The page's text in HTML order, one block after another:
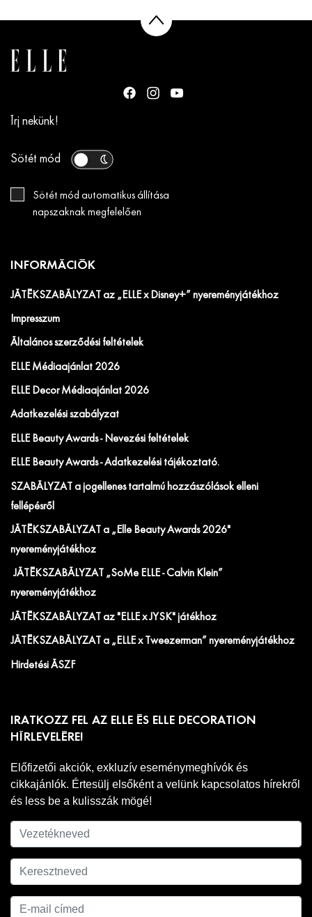
Írj nekünk!
Sötét mód
Sötét mód automatikus állítása
napszaknak megfelelően
INFORMÁCIÓK
JÁTÉKSZABÁLYZAT az „ELLE x Disney+” nyereményjátékhoz
Impresszum
Általános szerződési feltételek
ELLE Médiaajánlat 2026
ELLE Decor Médiaajánlat 2026
Adatkezelési szabályzat
ELLE Beauty Awards - Nevezési feltételek
ELLE Beauty Awards - Adatkezelési tájékoztató.
SZABÁLYZAT a jogellenes tartalmú hozzászólások elleni
fellépésről
JÁTÉKSZABÁLYZAT a „Elle Beauty Awards 2026"
nyereményjátékhoz
JÁTÉKSZABÁLYZAT „SoMe ELLE - Calvin Klein”
nyereményjátékhoz
JÁTÉKSZABÁLYZAT az "ELLE x JYSK" játékhoz
JÁTÉKSZABÁLYZAT a „ELLE x Tweezerman” nyereményjátékhoz
Hirdetési ÁSZF
IRATKOZZ FEL AZ ELLE ÉS ELLE DECORATION
HÍRLEVELÉRE!
Előfizetői akciók, exkluzív eseménymeghívók és
cikkajánlók. Értesülj elsőként a velünk kapcsolatos hírekről
és less be a kulisszák mögé!